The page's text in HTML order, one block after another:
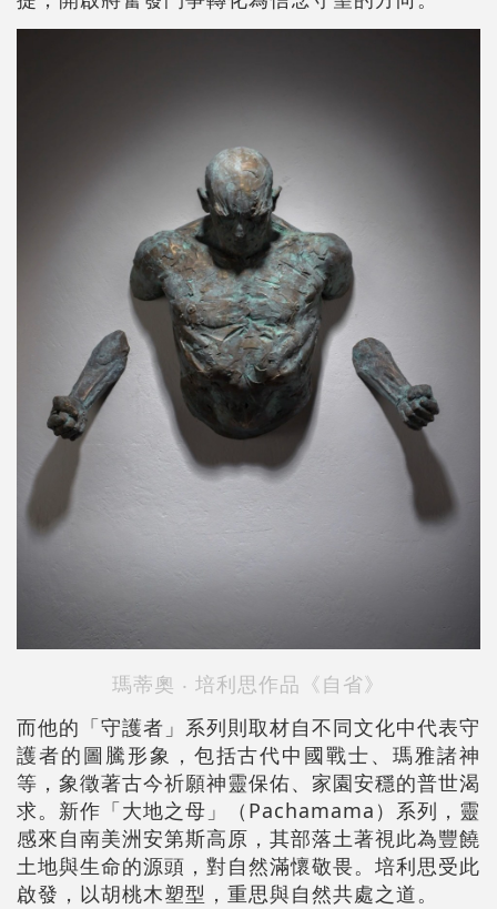
瑪蒂奧 ‧ 培利思作品《自省》
而他的「守護者」系列則取材自不同文化中代表守
護者的圖騰形象，包括古代中國戰士、瑪雅諸神
等，象徵著古今祈願神靈保佑、家園安穩的普世渴
求。新作「大地之母」（Pachamama）系列，靈
感來自南美洲安第斯高原，其部落土著視此為豐饒
土地與生命的源頭，對自然滿懷敬畏。培利思受此
啟發，以胡桃木塑型，重思與自然共處之道。